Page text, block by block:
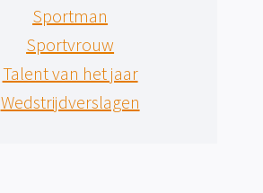
Sportman
Sportvrouw
Talent van het jaar
Wedstrijdverslagen